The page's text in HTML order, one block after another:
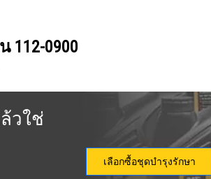
112-0900
วใช่
เลือกซื้อชุดบำรุงรักษา